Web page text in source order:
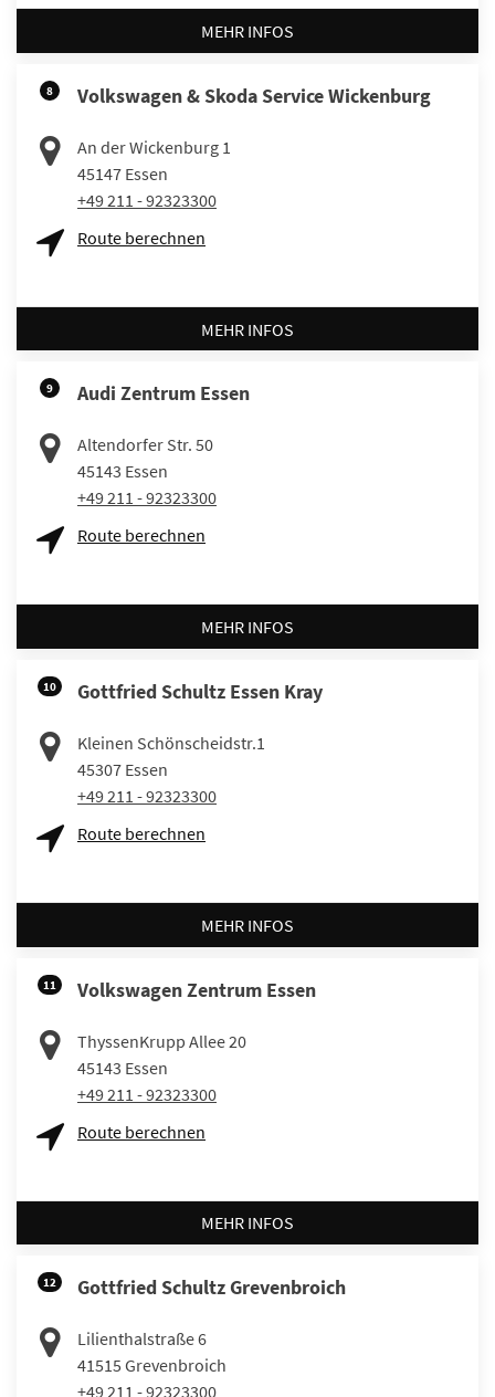
MEHR INFOS
8 Volkswagen & Skoda Service Wickenburg
An der Wickenburg 1
45147 Essen
+49 211 - 92323300
Route berechnen
MEHR INFOS
9 Audi Zentrum Essen
Altendorfer Str. 50
45143 Essen
+49 211 - 92323300
Route berechnen
MEHR INFOS
10 Gottfried Schultz Essen Kray
Kleinen Schönscheidstr.1
45307 Essen
+49 211 - 92323300
Route berechnen
MEHR INFOS
11 Volkswagen Zentrum Essen
ThyssenKrupp Allee 20
45143 Essen
+49 211 - 92323300
Route berechnen
MEHR INFOS
12 Gottfried Schultz Grevenbroich
Lilienthalstraße 6
41515 Grevenbroich
+49 211 - 92323300